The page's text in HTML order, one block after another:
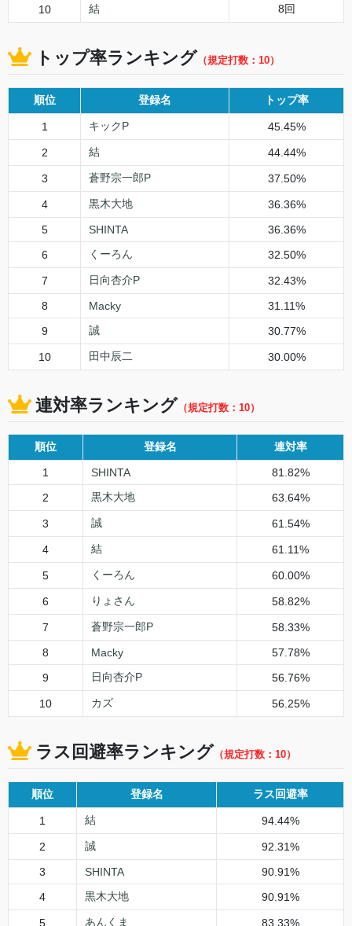
10 結 8回
トップ率ランキング （規定打数：10）
順位 登録名 トップ率
1 キックP 45.45%
2 結 44.44%
3 蒼野宗一郎P 37.50%
4 黒木大地
36.36%
5
SHINTA
36.36%
6
くーろん 32.50%
7 日向杏介P
32.43%
8
Macky
31.11%
9
誠 30.77%
10 田中辰二 30.00%
連対率ランキング （規定打数：10）
順位 登録名 連対率
1 SHINTA
81.82%
2
黒木大地 63.64%
3 誠 61.54%
4 結 61.11%
5 くーろん 60.00%
6 りょさん 58.82%
7 蒼野宗一郎P
58.33%
8
Macky
57.78%
9
日向杏介P 56.76%
10 カズ 56.25%
ラス回避率ランキング （規定打数：10）
順位 登録名 ラス回避率
1 結 94.44%
2 誠
92.31%
3
SHINTA
90.91%
4
黒木大地 90.91%
5 あんくま 83.33%